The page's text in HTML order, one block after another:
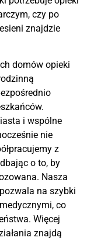
czy po
znajdzie
domów opieki
i wspólne
nie
z
o to, by
Nasza
na szybki
co
Więcej
znajdą